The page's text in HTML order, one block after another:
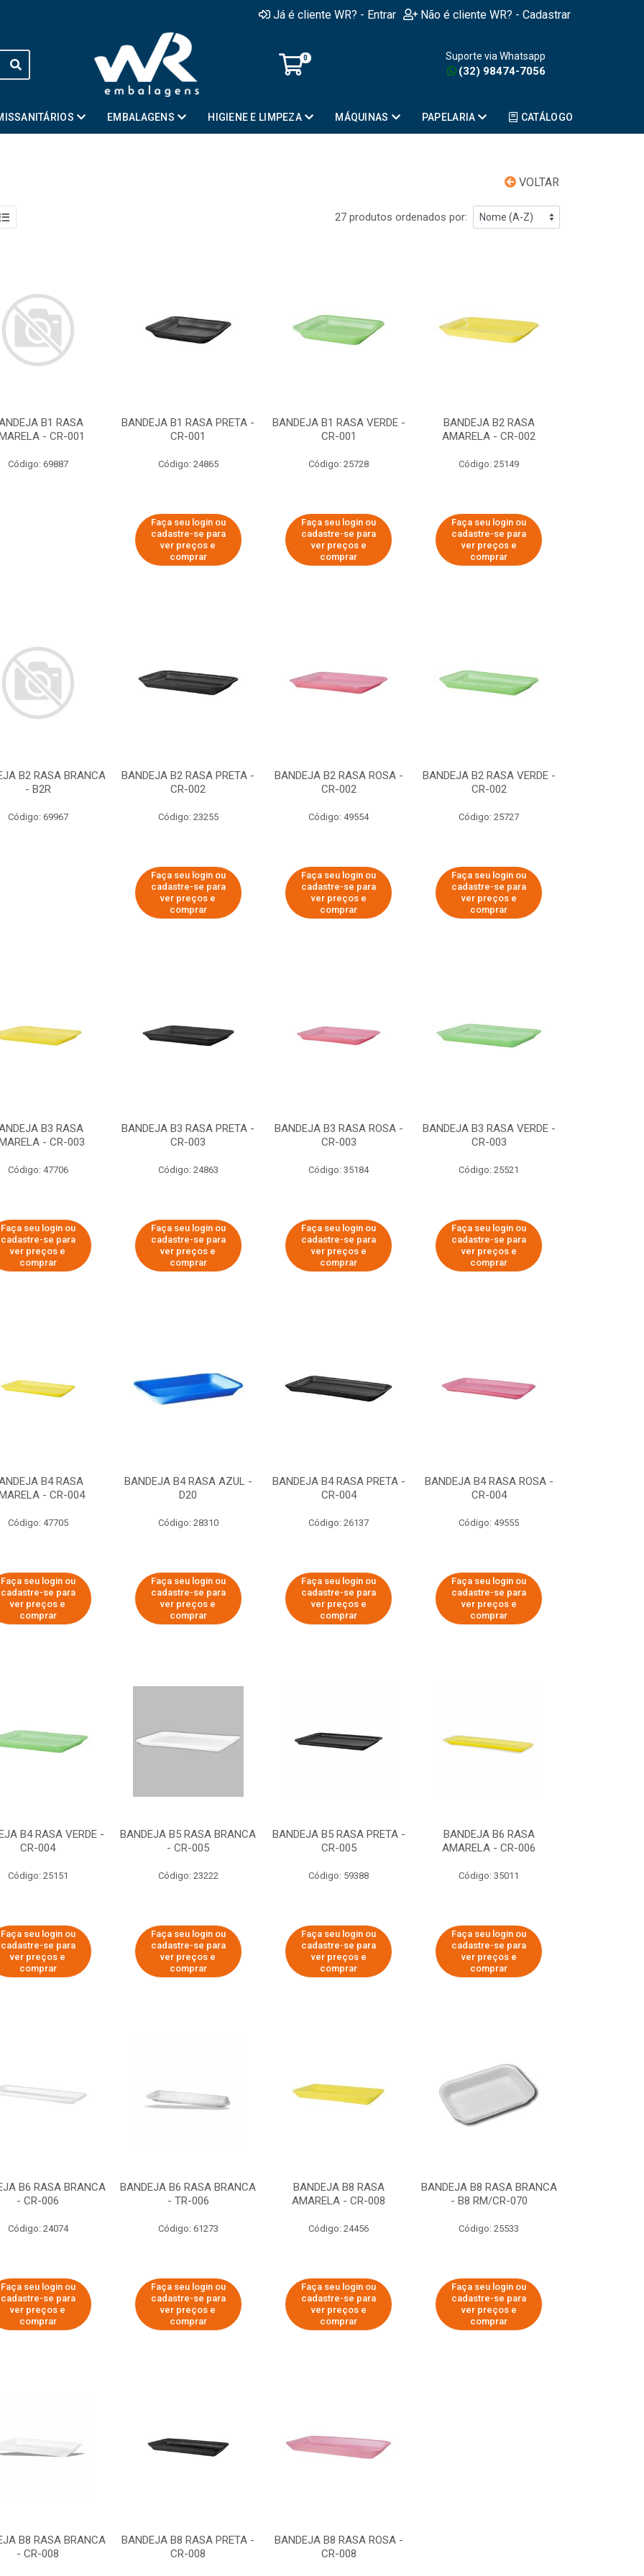
Já é cliente WR? - Entrar Não é cliente WR? - Cadastrar
0 Suporte via Whatsapp
(32) 98474-7056
EMBALAGENS HIGIENE E LIMPEZA MÁQUINAS PAPELARIA CATÁLOGO
VOLTAR
27 produtos ordenados por:
B1 RASA
- CR-001
Código: 69887
BANDEJA B1 RASA PRETA -
CR-001
Código: 24865
Faça seu login ou
cadastre-se para
ver preços e
comprar
BANDEJA B1 RASA VERDE -
CR-001
Código: 25728
Faça seu login ou
cadastre-se para
ver preços e
comprar
BANDEJA B2 RASA
AMARELA - CR-002
Código: 25149
Faça seu login ou
cadastre-se para
ver preços e
comprar
B2 RASA BRANCA
- B2R
Código: 69967
BANDEJA B2 RASA PRETA -
CR-002
Código: 23255
Faça seu login ou
cadastre-se para
ver preços e
comprar
BANDEJA B2 RASA ROSA -
CR-002
Código: 49554
Faça seu login ou
cadastre-se para
ver preços e
comprar
BANDEJA B2 RASA VERDE -
CR-002
Código: 25727
Faça seu login ou
cadastre-se para
ver preços e
comprar
B3 RASA
- CR-003
Código: 47706
Faça seu login ou
cadastre-se para
ver preços e
comprar
BANDEJA B3 RASA PRETA -
CR-003
Código: 24863
Faça seu login ou
cadastre-se para
ver preços e
comprar
BANDEJA B3 RASA ROSA -
CR-003
Código: 35184
Faça seu login ou
cadastre-se para
ver preços e
comprar
BANDEJA B3 RASA VERDE -
CR-003
Código: 25521
Faça seu login ou
cadastre-se para
ver preços e
comprar
B4 RASA
- CR-004
Código: 47705
Faça seu login ou
cadastre-se para
ver preços e
comprar
BANDEJA B4 RASA AZUL -
D20
Código: 28310
Faça seu login ou
cadastre-se para
ver preços e
comprar
BANDEJA B4 RASA PRETA -
CR-004
Código: 26137
Faça seu login ou
cadastre-se para
ver preços e
comprar
BANDEJA B4 RASA ROSA -
CR-004
Código: 49555
Faça seu login ou
cadastre-se para
ver preços e
comprar
B4 RASA VERDE -
CR-004
Código: 25151
Faça seu login ou
cadastre-se para
ver preços e
comprar
BANDEJA B5 RASA BRANCA
- CR-005
Código: 23222
Faça seu login ou
cadastre-se para
ver preços e
comprar
BANDEJA B5 RASA PRETA -
CR-005
Código: 59388
Faça seu login ou
cadastre-se para
ver preços e
comprar
BANDEJA B6 RASA
AMARELA - CR-006
Código: 35011
Faça seu login ou
cadastre-se para
ver preços e
comprar
B6 RASA BRANCA
- CR-006
Código: 24074
Faça seu login ou
cadastre-se para
ver preços e
comprar
BANDEJA B6 RASA BRANCA
- TR-006
Código: 61273
Faça seu login ou
cadastre-se para
ver preços e
comprar
BANDEJA B8 RASA
AMARELA - CR-008
Código: 24456
Faça seu login ou
cadastre-se para
ver preços e
comprar
BANDEJA B8 RASA BRANCA
- B8 RM/CR-070
Código: 25533
Faça seu login ou
cadastre-se para
ver preços e
comprar
B8 RASA BRANCA
- CR-008
BANDEJA B8 RASA PRETA -
CR-008
BANDEJA B8 RASA ROSA -
CR-008